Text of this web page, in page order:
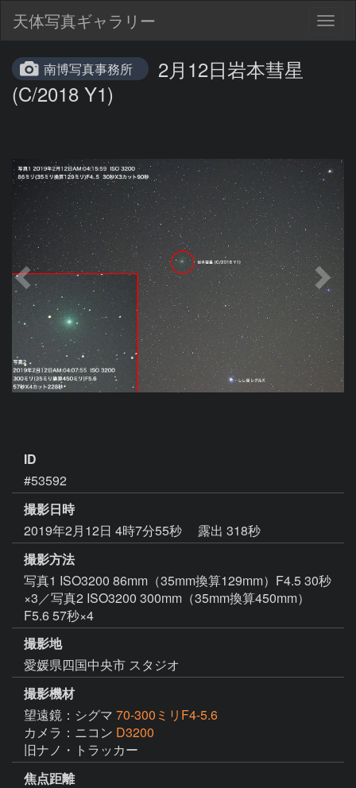
天体写真ギャラリー
南博写真事務所
2月12日岩本彗星
(C/2018 Y1)
ID
#53592
撮影日時
2019年2月12日 4時7分55秒
露出 318秒
撮影方法
写真1 ISO3200 86mm（35mm換算129mm）F4.5 30秒
×3／写真2 ISO3200 300mm（35mm換算450mm）
F5.6 57秒×4
撮影地
愛媛県四国中央市 スタジオ
撮影機材
望遠鏡：シグマ 70-300ミリF4-5.6
カメラ：ニコン D3200
旧ナノ・トラッカー
焦点距離